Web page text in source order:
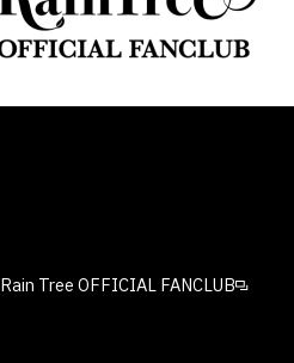
Rain Tree OFFICIAL FANCLUB